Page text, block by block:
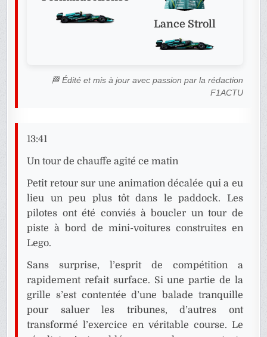
Lance Stroll
🏁 Édité et mis à jour avec passion par la rédaction
F1ACTU
13:41
Un tour de chauffe agité ce matin
Petit retour sur une animation décalée qui a eu
lieu un peu plus tôt dans le paddock. Les
pilotes ont été conviés à boucler un tour de
piste à bord de mini-voitures construites en
Lego.
Sans surprise, l’esprit de compétition a
rapidement refait surface. Si une partie de la
grille s’est contentée d’une balade tranquille
pour saluer les tribunes, d’autres ont
transformé l’exercice en véritable course. Le